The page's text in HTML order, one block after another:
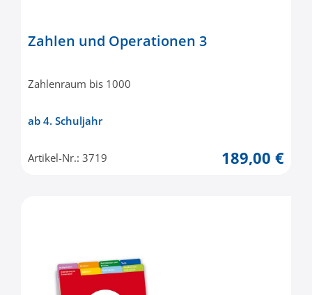
Zahlen und Operationen 3
Zahlenraum bis 1000
ab 4. Schuljahr
Artikel-Nr.: 3719 189,00 €